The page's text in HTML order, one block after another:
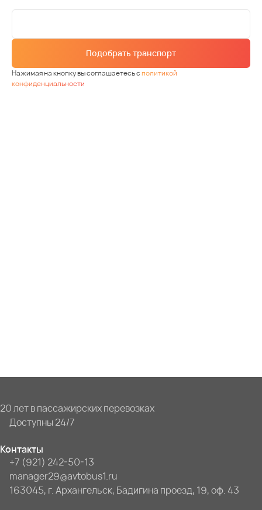
Подобрать транспорт
Нажимая на кнопку вы соглашаетесь сполитикой
конфиденциальности
20 лет в пассажирских перевозках
Доступны 24/7
Контакты
+7 (921) 242-50-13
manager29@avtobus1.ru
163045, г. Архангельск, Бадигина проезд, 19, оф. 43